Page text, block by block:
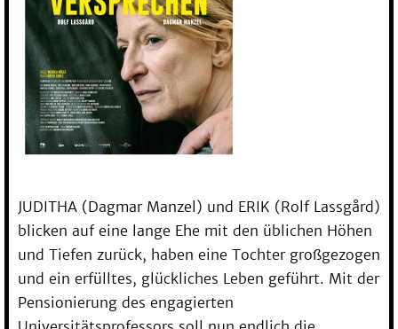
JUDITHA (Dagmar Manzel) und ERIK (Rolf Lassgård)
blicken auf eine lange Ehe mit den üblichen Höhen
und Tiefen zurück, haben eine Tochter großgezogen
und ein erfülltes, glückliches Leben geführt. Mit der
Pensionierung des engagierten